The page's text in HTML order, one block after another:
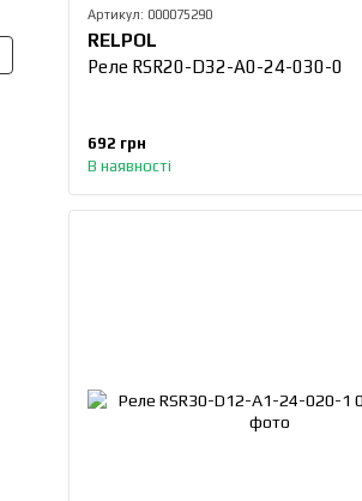
Артикул: 000075290
RELPOL
Реле RSR20-D32-A0-24-030-0
692 грн
В наявності